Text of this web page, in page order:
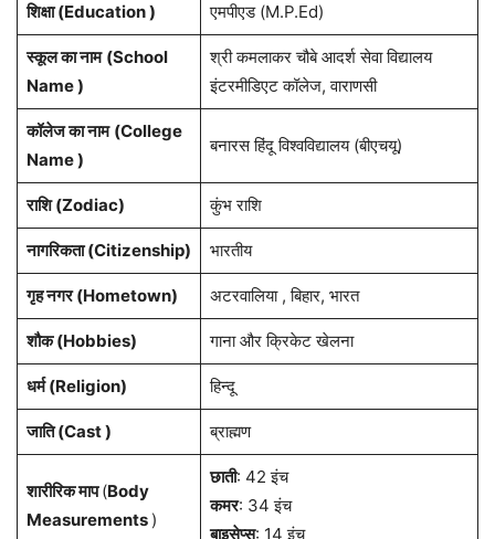
शिक्षा (Education ) एमपीएड (M.P.Ed)
स्कूल का नाम (School
Name )
श्री कमलाकर चौबे आदर्श सेवा विद्यालय
इंटरमीडिएट कॉलेज, वाराणसी
कॉलेज का नाम (College
Name )
बनारस हिंदू विश्वविद्यालय (बीएचयू)
राशि(Zodiac) कुंभ राशि
नागरिकता(Citizenship) भारतीय
गृह नगर(Hometown) अटरवालिया , बिहार, भारत
शौक (Hobbies) गाना और क्रिकेट खेलना
धर्म (Religion) हिन्दू
जाति (Cast ) ब्राह्मण
शारीरिक माप(Body
Measurements )
छाती: 42 इंच
कमर: 34 इंच
बाइसेप्स: 14 इंच